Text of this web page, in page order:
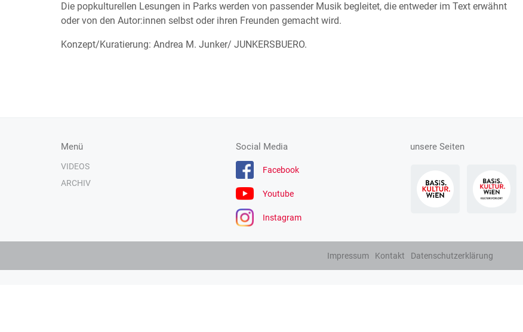
Die popkulturellen Lesungen in Parks werden von passender Musik begleitet, die entweder im Text erwähnt
oder von den Autor:innen selbst oder ihren Freunden gemacht wird.
Konzept/Kuratierung: Andrea M. Junker/ JUNKERSBUERO.
Menü
VIDEOS
ARCHIV
Social Media
Facebook
Youtube
Instagram
unsere Seiten
Impressum Kontakt Datenschutzerklärung